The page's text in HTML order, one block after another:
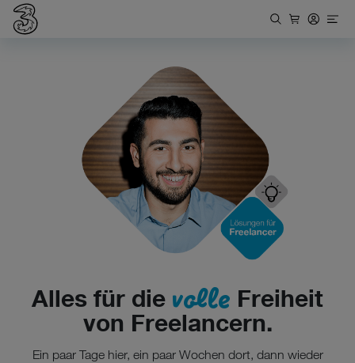
Alles für die volle Freiheit
von Freelancern.
Ein paar Tage hier, ein paar Wochen dort, dann wieder